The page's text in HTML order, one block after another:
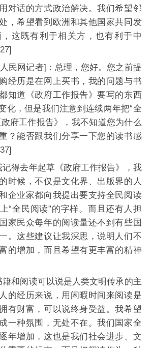
对话的方式政治解决。我们希望邻
，希望看到欧洲和其他国家共同发
这既有利于相关方，也有利于中
网记者]：总理，您好。您之前提
经历是在网上买书，我的问题与书
知道《政府工作报告》要写的东西
化，但是我们注意到连续两年把“全
府工作报告》，我不知道您为什么
？能否跟我们分享一下您的读书感
去年起草《政府工作报告》，我
时候，不仅是文化界、出版界的人
企业家都向我提出要支持全民阅读
“全民阅读”的字样。而且还有人担
家民众每年的阅读量还不到有些国
。这些建议让我深思，说明人们不
的增加，而且希望有更丰富的精神
阅读可以说是人类文明传承的主
的经历来说，用闲暇时间来阅读是
有财富，可以说终身受益。我希望
一种氛围，无处不在。我们国家全
年增加，这也是我们社会进步、文